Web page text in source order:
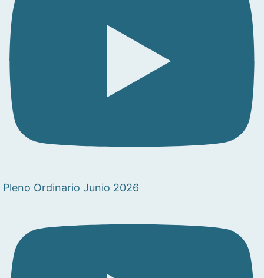
Pleno Ordinario Junio 2026